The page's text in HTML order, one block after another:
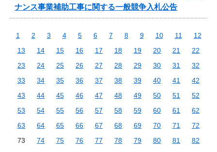
ナンス事業補助工事に関する一般競争入札公告
1 2 3 4 5 6 7 8 9 10 11
12
13
14 15 16 17 18 19 20 21
22
23
24 25 26 27 28 29 30 31
32
33
34 35 36 37 38 39 40 41
42
43
44 45 46 47 48 49 50 51
52
53
54 55 56 57 58 59 60 61
62
63
64 65 66 67 68 69 70 71
72
73
74 75 76 77 78 79 80 81
82